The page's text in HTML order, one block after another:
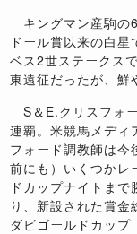
キングマン産駒の6
ドール賞以来の白星
ベス2世ステークスで
東遠征だったが、鮮
S ＆ E.クリスフォ
連覇。米競馬メディ
フォード調教師は今
前にも）いくつかレ
ドカップナイトま
り、新設された賞金
ダビゴールドカップ